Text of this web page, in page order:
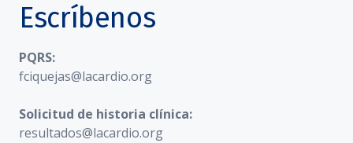
Escríbenos
PQRS:
fciquejas@lacardio.org
Solicitud de historia clínica:
resultados@lacardio.org